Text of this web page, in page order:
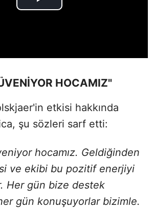
HOCAMIZ"
etkisi hakkında
şu sözleri sarf etti:
hocamız. Geldiğinden
ve ekibi bu pozitif enerjiyi
Her gün bize destek
gün konuşuyorlar bizimle.